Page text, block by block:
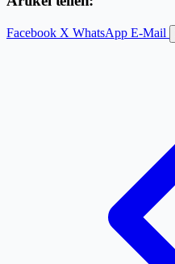
Facebook X WhatsApp E-Mail